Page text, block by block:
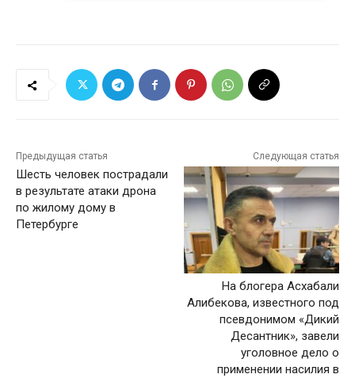
Предыдущая статья
Шесть человек пострадали
в результате атаки дрона
по жилому дому в
Петербурге
Следующая статья
На блогера Асхабали
Алибекова, известного под
псевдонимом «Дикий
Десантник», завели
уголовное дело о
применении насилия в